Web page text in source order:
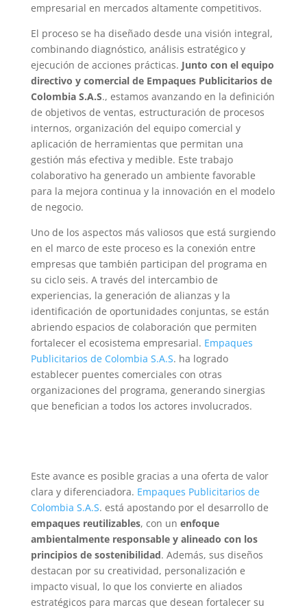
empresarial en mercados altamente competitivos.
El proceso se ha diseñado desde una visión integral,
combinando diagnóstico, análisis estratégico y
ejecución de acciones prácticas. Junto con el equipo
directivo y comercial de Empaques Publicitarios de
Colombia S.A.S., estamos avanzando en la definición
de objetivos de ventas, estructuración de procesos
internos, organización del equipo comercial y
aplicación de herramientas que permitan una
gestión más efectiva y medible. Este trabajo
colaborativo ha generado un ambiente favorable
para la mejora continua y la innovación en el modelo
de negocio.
Uno de los aspectos más valiosos que está surgiendo
en el marco de este proceso es la conexión entre
empresas que también participan del programa en
su ciclo seis. A través del intercambio de
experiencias, la generación de alianzas y la
identificación de oportunidades conjuntas, se están
abriendo espacios de colaboración que permiten
fortalecer el ecosistema empresarial. Empaques
Publicitarios de Colombia S.A.S. ha logrado
establecer puentes comerciales con otras
organizaciones del programa, generando sinergias
que benefician a todos los actores involucrados.
Este avance es posible gracias a una oferta de valor
clara y diferenciadora. Empaques Publicitarios de
Colombia S.A.S. está apostando por el desarrollo de
empaques reutilizables, con un enfoque
ambientalmente responsable y alineado con los
principios de sostenibilidad. Además, sus diseños
destacan por su creatividad, personalización e
impacto visual, lo que los convierte en aliados
estratégicos para marcas que desean fortalecer su